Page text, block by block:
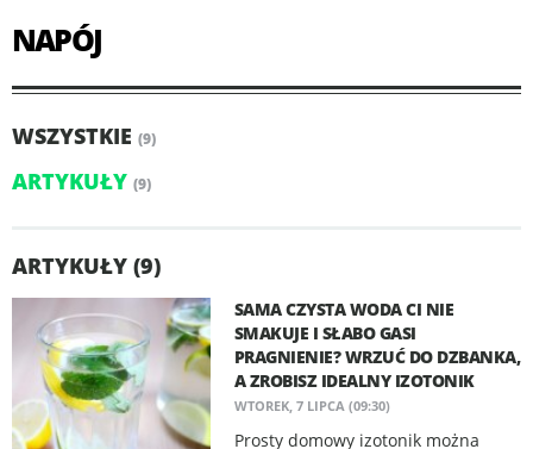
NAPÓJ
WSZYSTKIE (9)
ARTYKUŁY (9)
ARTYKUŁY (9)
SAMA CZYSTA WODA CI NIE
SMAKUJE I SŁABO GASI
PRAGNIENIE? WRZUĆ DO DZBANKA,
A ZROBISZ IDEALNY IZOTONIK
WTOREK, 7 LIPCA (09:30)
Prosty domowy izotonik można